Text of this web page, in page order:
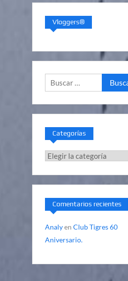
Vloggers®
Buscar:
Categorías
Categorías
Comentarios recientes
Analyen Club Tigres 60
Aniversario.